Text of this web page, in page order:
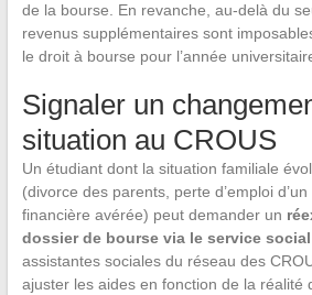
de la bourse. En revanche, au-delà du
revenus supplémentaires sont
le droit à bourse pour l’année
Signaler un
situation au CROUS
Un étudiant dont la situation familiale
(divorce des parents, perte d’emploi
financière avérée) peut demander un
dossier de bourse via le service social
assistantes sociales du réseau des
ajuster les aides en fonction de la réalité